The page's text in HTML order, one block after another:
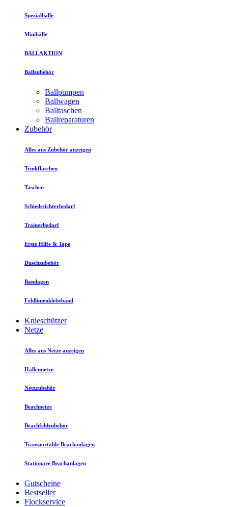
Spezialbälle
Minibälle
BALLAKTION
Ballzubehör
Ballpumpen
Ballwagen
Balltaschen
Ballreparaturen
Zubehör
Alles aus Zubehör anzeigen
Trinkflaschen
Taschen
Schiedsrichterbedarf
Trainerbedarf
Erste Hilfe & Tape
Duschzubehör
Bandagen
Feldlinienklebeband
Knieschützer
Netze
Alles aus Netze anzeigen
Hallennetze
Netzzubehör
Beachnetze
Beachfeldzubehör
Transportable Beachanlagen
Stationäre Beachanlagen
Gutscheine
Bestseller
Flockservice